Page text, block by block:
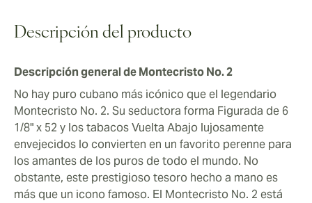
puros Montecristo No. 2.
Montecristo No. 2 con cualquier bebida de primera
Descripción del producto
Descripción general de Montecristo No. 2
No hay puro cubano más icónico que el legendario
Montecristo No. 2. Su seductora forma Figurada de 6
1/8" x 52 y los tabacos Vuelta Abajo lujosamente
envejecidos lo convierten en un favorito perenne para
los amantes de los puros de todo el mundo. No
obstante, este prestigioso tesoro hecho a mano es
más que un icono famoso. El Montecristo No. 2 está